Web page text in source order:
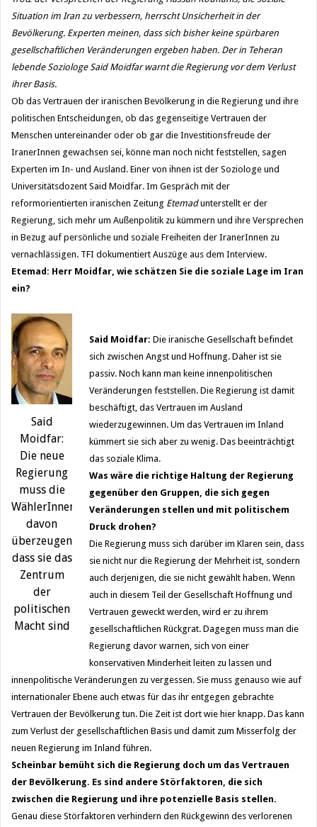
Situation im Iran zu verbessern, herrscht Unsicherheit in der
Bevölkerung. Experten meinen, dass sich bisher keine spürbaren
gesellschaftlichen Veränderungen ergeben haben. Der in Teheran
lebende Soziologe Said Moidfar warnt die Regierung vor dem Verlust
ihrer Basis.
Ob das Vertrauen der iranischen Bevölkerung in die Regierung und ihre
politischen Entscheidungen, ob das gegenseitige Vertrauen der
Menschen untereinander oder ob gar die Investitionsfreude der
IranerInnen gewachsen sei, könne man noch nicht feststellen, sagen
Experten im In- und Ausland. Einer von ihnen ist der Soziologe und
Universitätsdozent Said Moidfar. Im Gespräch mit der
reformorientierten iranischen Zeitung Etemadunterstellt er der
Regierung, sich mehr um Außenpolitik zu kümmern und ihre Versprechen
in Bezug auf persönliche und soziale Freiheiten der IranerInnen zu
vernachlässigen. TFI dokumentiert Auszüge aus dem Interview.
Etemad: Herr Moidfar, wie schätzen Sie die soziale Lage im Iran
ein?
Said
Moidfar:
Die neue
Regierung
muss die
WählerInnen
davon
überzeugen,
dass sie das
Zentrum
der
politischen
Macht sind
Said Moidfar: Die iranische Gesellschaft befindet
sich zwischen Angst und Hoffnung. Daher ist sie
passiv. Noch kann man keine innenpolitischen
Veränderungen feststellen. Die Regierung ist damit
beschäftigt, das Vertrauen im Ausland
wiederzugewinnen. Um das Vertrauen im Inland
kümmert sie sich aber zu wenig. Das beeinträchtigt
das soziale Klima.
Was wäre die richtige Haltung der Regierung
gegenüber den Gruppen, die sich gegen
Veränderungen stellen und mit politischem
Druck drohen?
Die Regierung muss sich darüber im Klaren sein, dass
sie nicht nur die Regierung der Mehrheit ist, sondern
auch derjenigen, die sie nicht gewählt haben. Wenn
auch in diesem Teil der Gesellschaft Hoffnung und
Vertrauen geweckt werden, wird er zu ihrem
gesellschaftlichen Rückgrat. Dagegen muss man die
Regierung davor warnen, sich von einer
konservativen Minderheit leiten zu lassen und
innenpolitische Veränderungen zu vergessen. Sie muss genauso wie auf
internationaler Ebene auch etwas für das ihr entgegen gebrachte
Vertrauen der Bevölkerung tun. Die Zeit ist dort wie hier knapp. Das kann
zum Verlust der gesellschaftlichen Basis und damit zum Misserfolg der
neuen Regierung im Inland führen.
Scheinbar bemüht sich die Regierung doch um das Vertrauen
der Bevölkerung. Es sind andere Störfaktoren, die sich
zwischen die Regierung und ihre potenzielle Basis stellen.
Genau diese Störfaktoren verhindern den Rückgewinn des verlorenen